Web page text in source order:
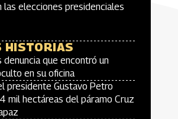
elecciones presidenciales
HISTORIAS
denuncia que encontró un
en su oficina
presidente Gustavo Petro
mil hectáreas del páramo Cruz